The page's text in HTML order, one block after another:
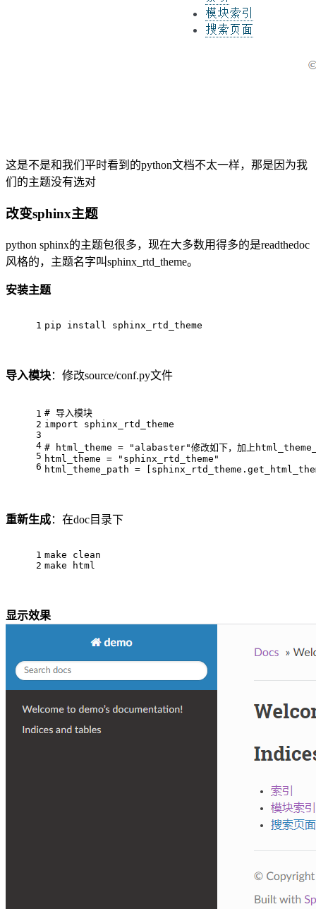
这是不是和我们平时看到的python文档不太一样，那是因为我
们的主题没有选对
改变sphinx主题
python sphinx的主题包很多，现在大多数用得多的是readthedoc
风格的，主题名字叫sphinx_rtd_theme。
安装主题
1 pip install sphinx_rtd_theme
导入模块：修改source/conf.py文件
1
2
3
4
5
6
# 导入模块
import sphinx_rtd_theme
# html_theme = "alabaster"修改如下，加上
html_theme =
"sphinx_rtd_theme"
html_theme_path =
重新生成：在doc目录下
1
2
make clean
make html
显示效果